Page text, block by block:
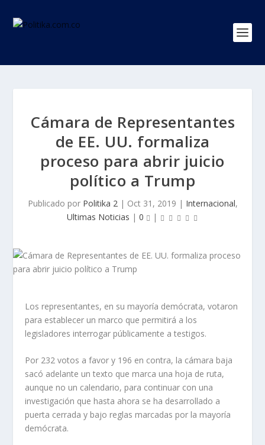
Cámara de Representantes
de EE. UU. formaliza
proceso para abrir juicio
político a Trump
Publicado por Politika 2| Oct 31, 2019 | Internacional,
Ultimas Noticias | 0 |
Los representantes, en su mayoría demócrata, votaron
para establecer un marco que permitirá a los
legisladores interrogar públicamente a testigos.
Por 232 votos a favor y 196 en contra, la cámara baja
sacó adelante un texto que marca una hoja de ruta,
aunque no un calendario, para continuar con una
investigación que hasta ahora se ha desarrollado a
puerta cerrada y bajo reglas marcadas por la mayoría
demócrata.